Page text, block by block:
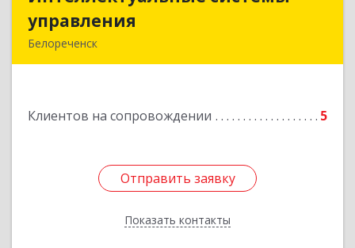
управления
Белореченск
Клиентов на сопровождении 5
Отправить заявку
Показать контакты
Подробнее
Отправить заявку
Назад